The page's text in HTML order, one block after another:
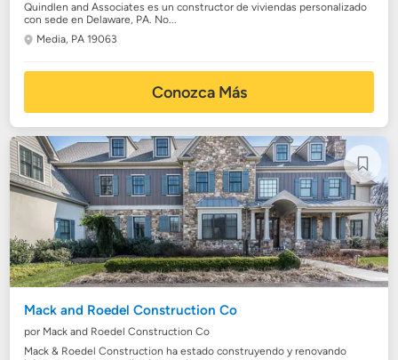
Quindlen and Associates es un constructor de viviendas personalizado
con sede en Delaware, PA. No...
Media, PA 19063
Conozca Más
Mack and Roedel Construction Co
por Mack and Roedel Construction Co
Mack & Roedel Construction ha estado construyendo y renovando